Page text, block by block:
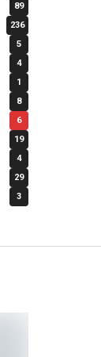
89
236
5
4
1
8
6
19
4
29
3